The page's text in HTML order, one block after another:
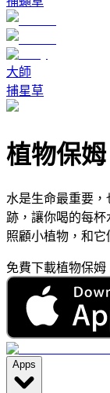
大師
捕星草
植物保姆
水是生命最重要
跡，讓你喝的每杯
照顧小植物，和它
免費下載植物保姆
Apps